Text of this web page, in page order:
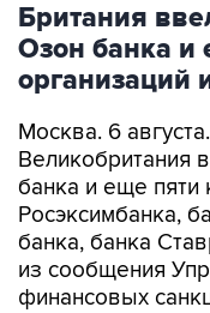
Британия
Озон банка и
организаций
Москва. 6
Великобритания
банка и еще пяти
Росэксимбанка,
банка, банка
из сообщения
финансовых